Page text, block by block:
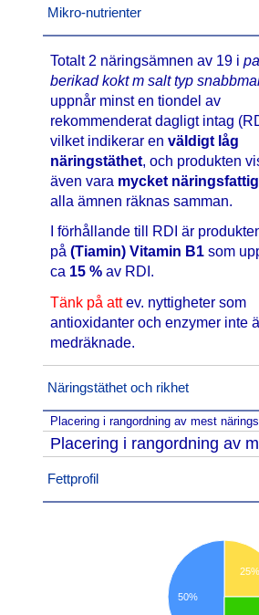
Mikro-nutrienter
Totalt 2 näringsämnen av 19 i
berikad kokt m salt typ
uppnår minst en tiondel av
rekommenderat dagligt intag
vilket indikerar en väldigt låg
näringstäthet, och produkten
även vara mycket näringsfattig
alla ämnen räknas samman.
I förhållande till RDI är
på (Tiamin) Vitamin B1 som
ca 15 % av RDI.
Tänk på attev. nyttigheter som
antioxidanter och enzymer inte
medräknade.
Näringstäthet och rikhet
Placering i rangordning av mest
Placering i rangordning av
Fettprofil
25%
50%